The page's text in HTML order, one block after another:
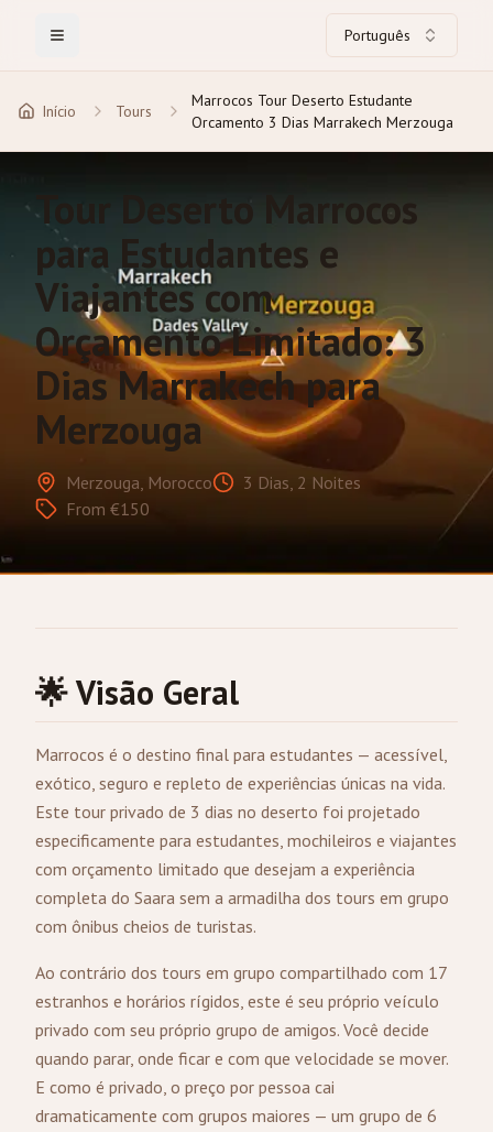
Toggle Menu Português
Início Tours
Marrocos Tour Deserto Estudante
Orcamento 3 Dias Marrakech Merzouga
Tour Deserto Marrocos
para Estudantes e
Viajantes com
Orçamento Limitado: 3
Dias Marrakech para
Merzouga
Merzouga, Morocco
3 Dias, 2 Noites
From €150
🌟 Visão Geral
Marrocos é o destino final para estudantes — acessível,
exótico, seguro e repleto de experiências únicas na vida.
Este tour privado de 3 dias no deserto foi projetado
especificamente para estudantes, mochileiros e viajantes
com orçamento limitado que desejam a experiência
completa do Saara sem a armadilha dos tours em grupo
com ônibus cheios de turistas.
Ao contrário dos tours em grupo compartilhado com 17
estranhos e horários rígidos, este é seu próprio veículo
privado com seu próprio grupo de amigos. Você decide
quando parar, onde ficar e com que velocidade se mover.
E como é privado, o preço por pessoa cai
dramaticamente com grupos maiores — um grupo de 6